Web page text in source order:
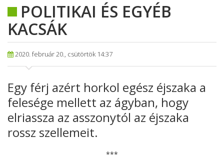
POLITIKAI ÉS EGYÉB
KACSÁK
2020. február 20., csütörtök 14:37
Egy férj azért horkol egész éjszaka a
felesége mellett az ágyban, hogy
elriassza az asszonytól az éjszaka
rossz szellemeit.
***